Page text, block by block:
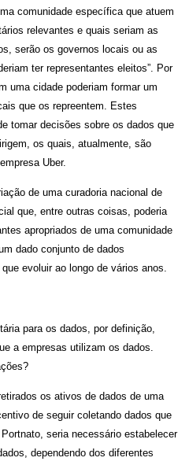
comunidade específica que atuem
relevantes e quais seriam as
serão os governos locais ou as
ter representantes eleitos”. Por
uma cidade poderiam formar um
que os repreentem. Estes
tomar decisões sobre os dados que
os quais, atualmente, são
Uber.
de uma curadoria nacional de
que, entre outras coisas, poderia
apropriados de uma comunidade
dado conjunto de dados
evoluir ao longo de vários anos.
para os dados, por definição,
a empresas utilizam os dados.
os ativos de dados de uma
de seguir coletando dados que
seria necessário estabelecer
dependendo dos diferentes